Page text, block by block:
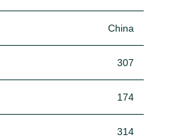
China
307
174
314